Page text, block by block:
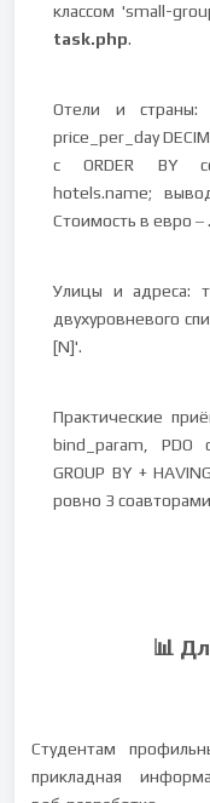
классом 'small-
task.php.
Отели и
price_per_day
с ORDER BY
hotels.name;
Стоимость в евро ‒
Улицы и адреса:
двухуровневого
[N]'.
Практические
bind_param, PDO
GROUP BY +
ровно 3
📊
Студентам
прикладная